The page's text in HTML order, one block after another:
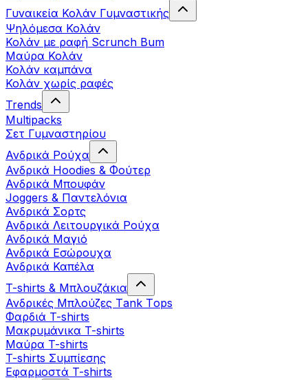
Γυναικεία Κολάν Γυμναστικής
Ψηλόμεσα Κολάν
Κολάν με ραφή Scrunch Bum
Μαύρα Κολάν
Κολάν καμπάνα
Κολάν χωρίς ραφές
Trends
Multipacks
Σετ Γυμναστηρίου
Ανδρικά Ρούχα
Ανδρικά Hoodies & Φούτερ
Ανδρικά Μπουφάν
Joggers & Παντελόνια
Ανδρικά Σορτς
Ανδρικά Λειτουργικά Ρούχα
Ανδρικά Μαγιό
Ανδρικά Εσώρουχα
Ανδρικά Καπέλα
T-shirts & Μπλουζάκια
Ανδρικές Mπλούζες Τank Τops
Φαρδιά T-shirts
Μακρυμάνικα T-shirts
Μαύρα T-shirts
T-shirts Συμπίεσης
Εφαρμοστά T-shirts